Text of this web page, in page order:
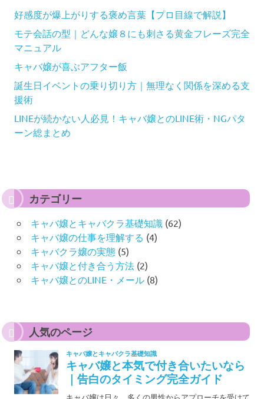
好感度が爆上がりする褒め言葉【プロ目線で解説】
モテ会話の型｜どんな嬢８にも刺さる黄金フレーズ完全
マニュアル
キャバ嬢が喜ぶアフター飯
誕生日イベントの乗り切り方｜無理なく関係を深める支
援術
LINEが続かない人必見！キャバ嬢とのLINE術・NGパタ
ーン総まとめ
カテゴリー
キャバ嬢とキャバクラ基礎知識 (62)
キャバ嬢の仕事を理解する (4)
キャバクラ嬢の実態(5)
キャバ嬢と付き合う方法(2)
キャバ嬢とのLINE・メール(8)
人気のページ